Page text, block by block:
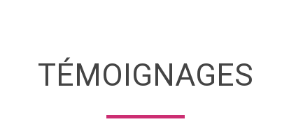
TÉMOIGNAGES